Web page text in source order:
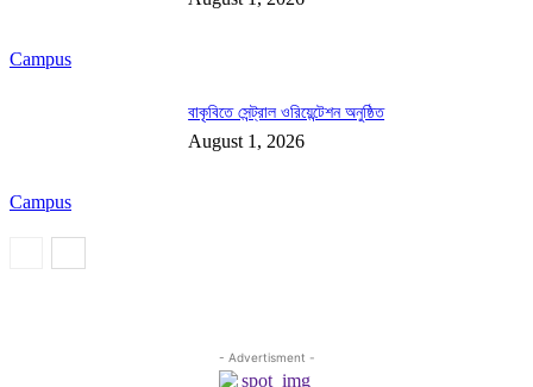
Campus
Campus
বাকৃবিতে সেন্ট্রাল ওরিয়েন্টেশন অনুষ্ঠিত
August 1, 2026
- Advertisment -